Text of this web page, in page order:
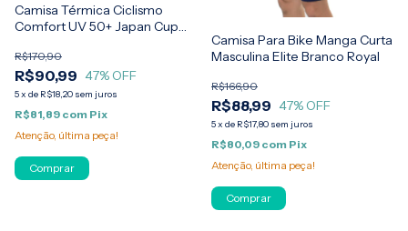
Camisa Térmica Ciclismo
Comfort UV 50+ Japan Cup
R$90,99
R$170,90
47% OFF
5x de R$18,20 sem juros
R$81,89 com Pix
Atenção, última peça!
Comprar
Camisa Para Bike Manga Curta
Masculina Elite Branco Royal
R$88,99
R$166,90
47% OFF
5x de R$17,80 sem juros
R$80,09 com Pix
Atenção, última peça!
Comprar